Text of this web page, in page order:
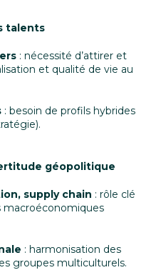
talents
: nécessité d’attirer et
et qualité de vie au
: besoin de profils hybrides
géopolitique
supply chain : rôle clé
macroéconomiques
: harmonisation des
groupes multiculturels.